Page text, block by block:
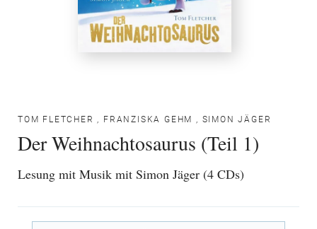
TOM FLETCHER , FRANZISKA GEHM , SIMON JÄGER
Der Weihnachtosaurus (Teil 1)
Lesung mit Musik mit Simon Jäger (4 CDs)